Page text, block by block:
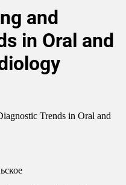
and
in Oral and
Trends in Oral and